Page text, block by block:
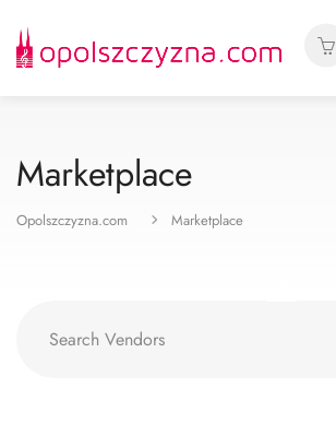
Marketplace
Opolszczyzna.com Marketplace